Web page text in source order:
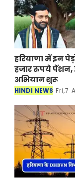
हरियाणा में इन
हजार रुपये पेंशन,
अभियान शुरू
HINDI NEWS Fri,7